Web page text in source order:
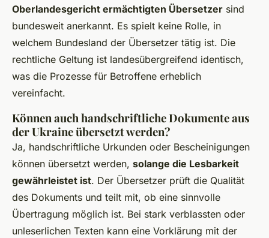
Oberlandesgericht ermächtigten Übersetzer sind
bundesweit anerkannt. Es spielt keine Rolle, in
welchem Bundesland der Übersetzer tätig ist. Die
rechtliche Geltung ist landesübergreifend identisch,
was die Prozesse für Betroffene erheblich
vereinfacht.
Können auch handschriftliche Dokumente aus
der Ukraine übersetzt werden?
Ja, handschriftliche Urkunden oder Bescheinigungen
können übersetzt werden, solange die Lesbarkeit
gewährleistet ist. Der Übersetzer prüft die Qualität
des Dokuments und teilt mit, ob eine sinnvolle
Übertragung möglich ist. Bei stark verblassten oder
unleserlichen Texten kann eine Vorklärung mit der